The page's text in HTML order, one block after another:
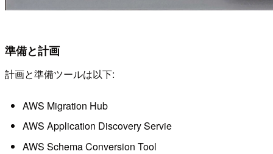
準備と計画
計画と準備ツールは以下:
AWS Migration Hub
AWS Application Discovery Servie
AWS Schema Conversion Tool